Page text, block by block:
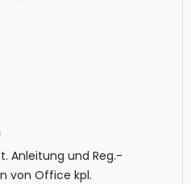
Anleitung und Reg.-
von Office kpl.